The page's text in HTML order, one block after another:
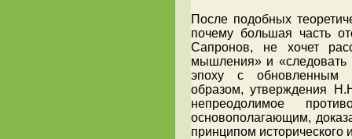
После подобных
почему большая часть
Сапронов, не хочет
мышления» и
эпоху с обновленным
образом, утверждения
непреодолимое
основополагающим,
принципом исторического